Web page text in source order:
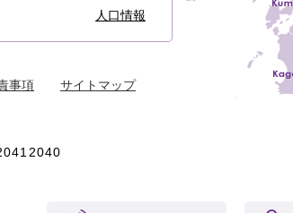
人口情報
事項 サイトマップ